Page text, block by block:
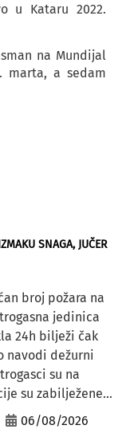
u Kataru 2022.
na Mundijal
marta, a sedam
SNAGA, JUČER
broj požara na
jedinica
24h bilježi čak
navodi dežurni
su na
su zabilježene...
06/08/2026